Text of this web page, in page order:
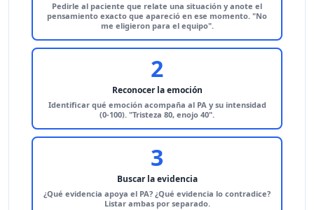
Pedirle al paciente que relate una situación y anote el
pensamiento exacto que apareció en ese momento. "No
me eligieron para el equipo".
2
Reconocer la emoción
Identificar qué emoción acompaña al PA y su intensidad
(0-100). "Tristeza 80, enojo 40".
3
Buscar la evidencia
¿Qué evidencia apoya el PA? ¿Qué evidencia lo contradice?
Listar ambas por separado.